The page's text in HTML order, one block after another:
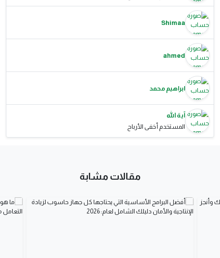
Shimaa
ahmed
ابراهيم محمد
آية الله
المستخدم أخفى الأرباح
مقالات مشابة